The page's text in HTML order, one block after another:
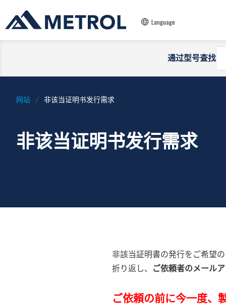
Language
通过型号查找
网站 非该当证明书发行需求
非该当证明书发行需求
非該当証明書の発行をご希望
折り返し、
ご依頼者のメール
ご依頼の前に今一度、